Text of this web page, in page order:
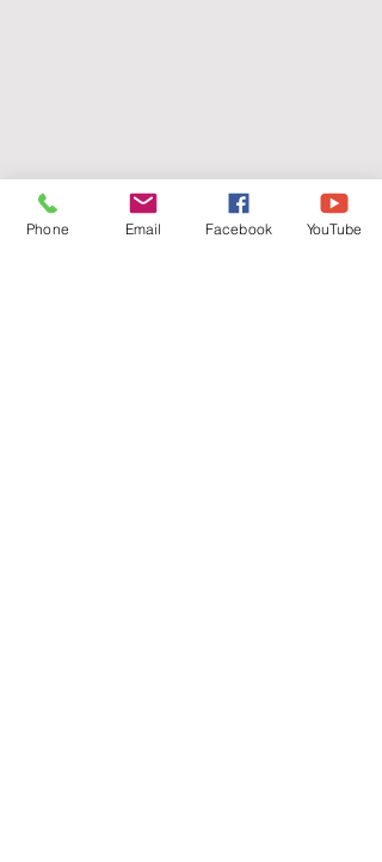
Phone Email Facebook YouTube